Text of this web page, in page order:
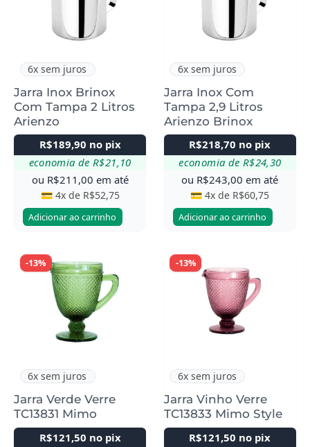
6x sem juros
Jarra Inox Brinox
Com Tampa 2 Litros
Arienzo
R$189,90 no pix
economia de R$21,10
ou R$211,00 em até
💳 4x de R$52,75
Adicionar ao carrinho
6x sem juros
Jarra Inox Com
Tampa 2,9 Litros
Arienzo Brinox
R$218,70 no pix
economia de R$24,30
ou R$243,00 em até
💳 4x de R$60,75
Adicionar ao carrinho
-13%
6x sem juros
Jarra Verde Verre
TC13831 Mimo
R$121,50 no pix
-13%
6x sem juros
Jarra Vinho Verre
TC13833 Mimo Style
R$121,50 no pix